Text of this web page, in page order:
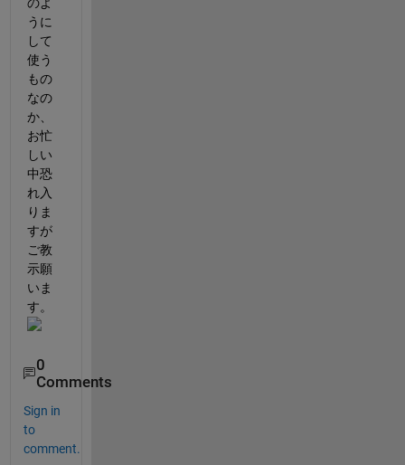
うに
して
使う
もの
なの
か、
お忙
しい
中恐
れ入
りま
すが
ご教
示願
いま
す。
0
Comments
Sign in
to
comment.